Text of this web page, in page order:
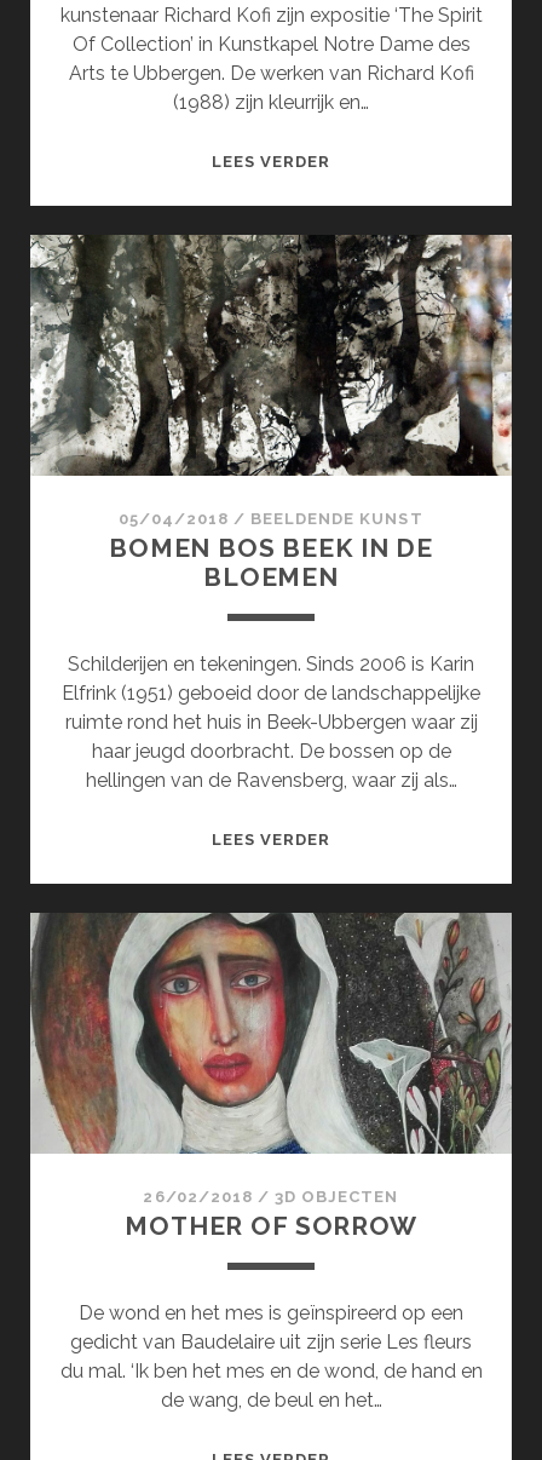
kunstenaar Richard Kofi zijn expositie ‘The Spirit
Of Collection’ in Kunstkapel Notre Dame des
Arts te Ubbergen. De werken van Richard Kofi
(1988) zijn kleurrijk en…
LEES VERDER
VAN
RICHARD
KOFI
05/04/2018 / BEELDENDE KUNST
BOMEN BOS BEEK IN DE
BLOEMEN
Schilderijen en tekeningen. Sinds 2006 is Karin
Elfrink (1951) geboeid door de landschappelijke
ruimte rond het huis in Beek-Ubbergen waar zij
haar jeugd doorbracht. De bossen op de
hellingen van de Ravensberg, waar zij als…
LEES VERDER
IN
DE
BLOEMEN
26/02/2018 /3D OBJECTEN
MOTHER OF SORROW
De wond en het mes is geïnspireerd op een
gedicht van Baudelaire uit zijn serie Les fleurs
du mal. ‘Ik ben het mes en de wond, de hand en
de wang, de beul en het…